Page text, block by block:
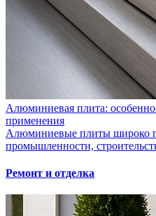
Алюминиевая плита:
применения
Алюминиевые плиты широко
промышленности,
Ремонт и отделка